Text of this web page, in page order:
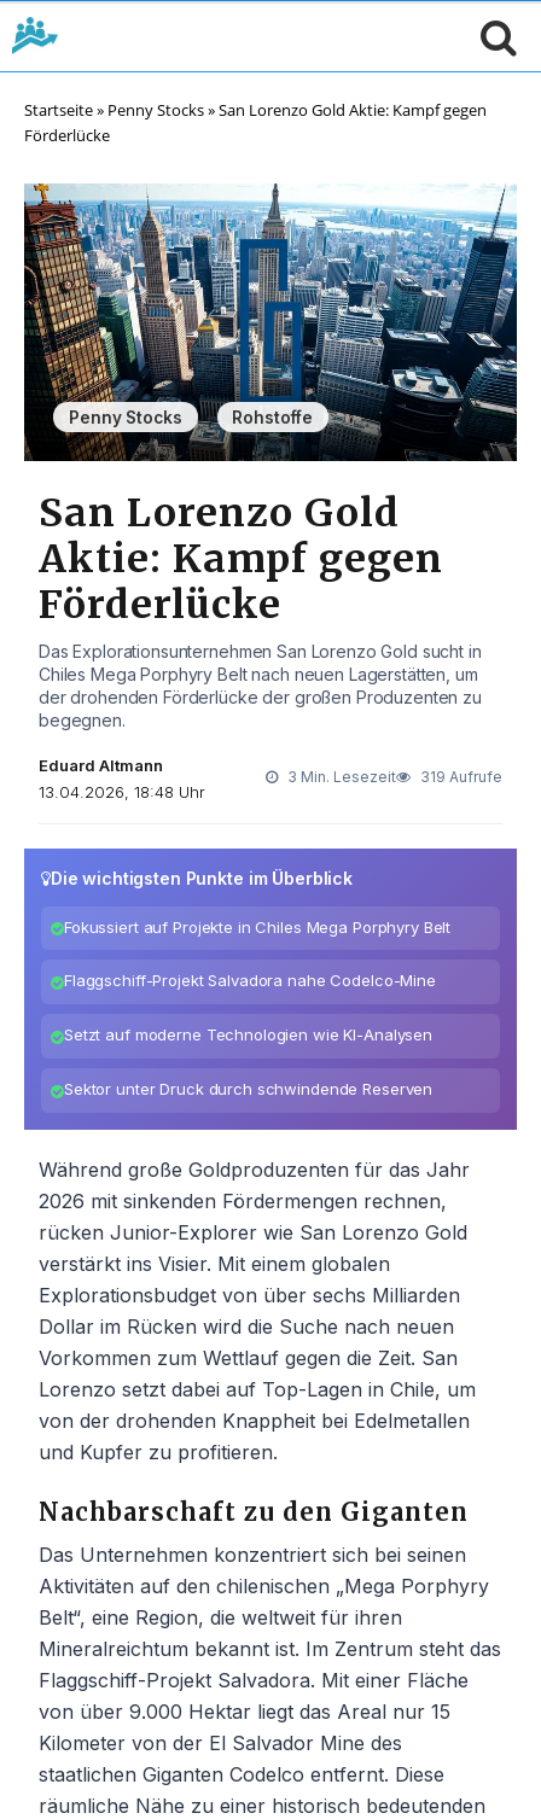
Startseite» Penny Stocks»San Lorenzo Gold Aktie: Kampf gegen
Förderlücke
Penny Stocks , Rohstoffe
San Lorenzo Gold
Aktie: Kampf gegen
Förderlücke
Das Explorationsunternehmen San Lorenzo Gold sucht in
Chiles Mega Porphyry Belt nach neuen Lagerstätten, um
der drohenden Förderlücke der großen Produzenten zu
begegnen.
Eduard Altmann
13.04.2026, 18:48 Uhr
3 Min. Lesezeit 319 Aufrufe
Die wichtigsten Punkte im Überblick
Fokussiert auf Projekte in Chiles Mega Porphyry Belt
Flaggschiff-Projekt Salvadora nahe Codelco-Mine
Setzt auf moderne Technologien wie KI-Analysen
Sektor unter Druck durch schwindende Reserven
Während große Goldproduzenten für das Jahr
2026 mit sinkenden Fördermengen rechnen,
rücken Junior-Explorer wie San Lorenzo Gold
verstärkt ins Visier. Mit einem globalen
Explorationsbudget von über sechs Milliarden
Dollar im Rücken wird die Suche nach neuen
Vorkommen zum Wettlauf gegen die Zeit. San
Lorenzo setzt dabei auf Top-Lagen in Chile, um
von der drohenden Knappheit bei Edelmetallen
und Kupfer zu profitieren.
Nachbarschaft zu den Giganten
Das Unternehmen konzentriert sich bei seinen
Aktivitäten auf den chilenischen „Mega Porphyry
Belt“, eine Region, die weltweit für ihren
Mineralreichtum bekannt ist. Im Zentrum steht das
Flaggschiff-Projekt Salvadora. Mit einer Fläche
von über 9.000 Hektar liegt das Areal nur 15
Kilometer von der El Salvador Mine des
staatlichen Giganten Codelco entfernt. Diese
räumliche Nähe zu einer historisch bedeutenden